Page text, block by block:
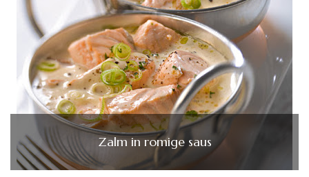
Zalm in romige saus